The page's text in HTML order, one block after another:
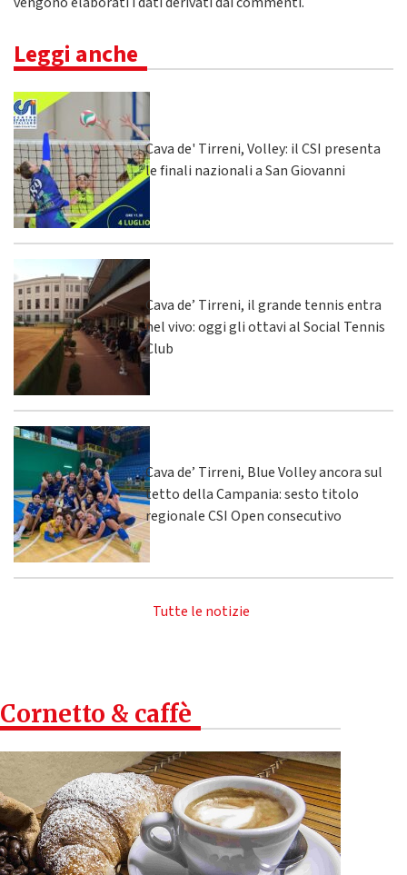
Leggi anche
Cava de' Tirreni, Volley: il CSI presenta
le finali nazionali a San Giovanni
Cava de’ Tirreni, il grande tennis entra
nel vivo: oggi gli ottavi al Social Tennis
Club
Cava de’ Tirreni, Blue Volley ancora sul
tetto della Campania: sesto titolo
regionale CSI Open consecutivo
Tutte le notizie
Cornetto & caffè